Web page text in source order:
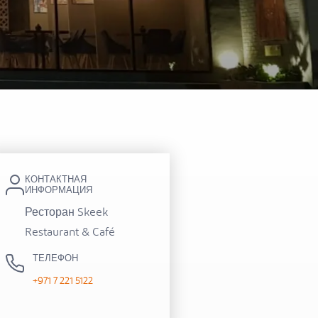
Аль-Хамра
КОНТАКТНАЯ
ИНФОРМАЦИЯ
Ресторан Skeek
Restaurant & Café
ТЕЛЕФОН
+971 7 221 5122